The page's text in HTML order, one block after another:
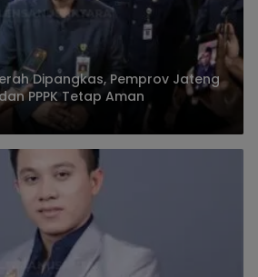
Dipangkas, Pemprov Jateng
PPPK Tetap Aman